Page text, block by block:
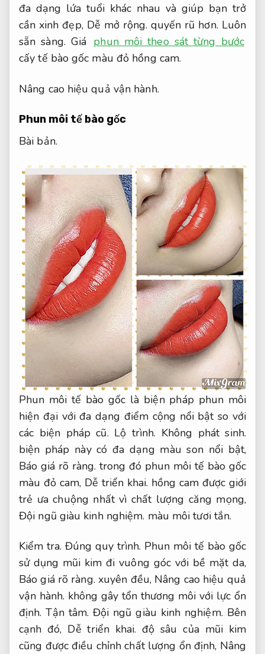
đa dạng lứa tuổi khác nhau và giúp bạn trở
cần xinh đẹp, Dễ mở rộng. quyến rũ hơn. Luôn
sẵn sàng. Giá phun môi theo sát từng bước
cấy tế bào gốc màu đỏ hồng cam.
Nâng cao hiệu quả vận hành.
Phun môi tế bào gốc
Bài bản.
Phun môi tế bào gốc là biện pháp phun môi
hiện đại với đa dạng điểm cộng nổi bật so với
các biện pháp cũ. Lộ trình. Không phát sinh.
biện pháp này có đa dạng màu son nổi bật,
Báo giá rõ ràng. trong đó phun môi tế bào gốc
màu đỏ cam, Dễ triển khai. hồng cam được giới
trẻ ưa chuộng nhất vì chất lượng căng mọng,
Đội ngũ giàu kinh nghiệm. màu môi tươi tắn.
Kiểm tra. Đúng quy trình. Phun môi tế bào gốc
sử dụng mũi kim đi vuông góc với bề mặt da,
Báo giá rõ ràng. xuyên đều, Nâng cao hiệu quả
vận hành. không gây tổn thương môi với lực ổn
định.Tận tâm. Đội ngũ giàu kinh nghiệm. Bên
cạnh đó, Dễ triển khai. độ sâu của mũi kim
cũng được điều chỉnh chất lượng ổn định, Nâng